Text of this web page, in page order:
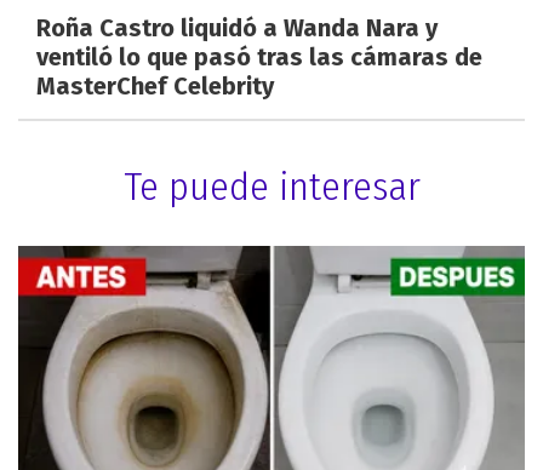
Roña Castro liquidó a Wanda Nara y
ventiló lo que pasó tras las cámaras de
MasterChef Celebrity
Te puede interesar